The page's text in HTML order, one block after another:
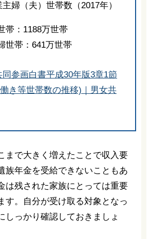
婦（夫）世帯数（2017年）
帯：1188万世帯
世帯：641万世帯
同参画白書平成30年版3章1節
き等世帯数の推移)｜男女共
まで大きく増えたことで収入要
族年金を受給できないこともあ
は残された家族にとっては重要
す。自分が受け取る対象となっ
しっかり確認しておきましょ